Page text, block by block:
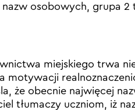
osobowych, grupa
miejskiego trwa
motywacji
że obecnie najwięcej
tłumaczy uczniom, iż